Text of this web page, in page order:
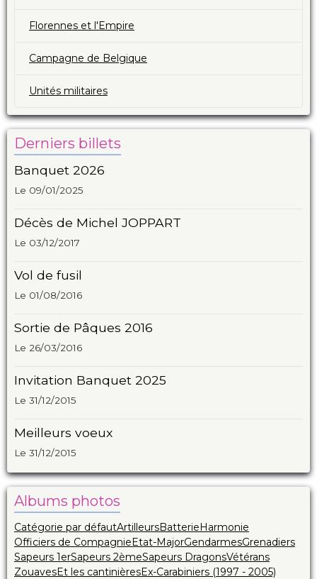
Florennes et l'Empire
Campagne de Belgique
Unités militaires
Derniers billets
Banquet 2026
Le 09/01/2025
Décès de Michel JOPPART
Le 03/12/2017
Vol de fusil
Le 01/08/2016
Sortie de Pâques 2016
Le 26/03/2016
Invitation Banquet 2025
Le 31/12/2015
Meilleurs voeux
Le 31/12/2015
Albums photos
Catégorie par défautArtilleursBatterieHarmonie
Officiers de CompagnieEtat-MajorGendarmesGrenadiers
Sapeurs 1erSapeurs 2èmeSapeurs DragonsVétérans
ZouavesEt les cantinièresEx-Carabiniers (1997 - 2005)